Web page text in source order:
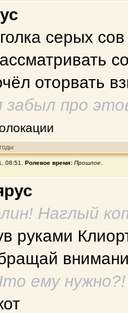
серых
оторвать
забыл про
08:51 Ролевое время: Прошлое.
Наглый
руками
ему нужно?!